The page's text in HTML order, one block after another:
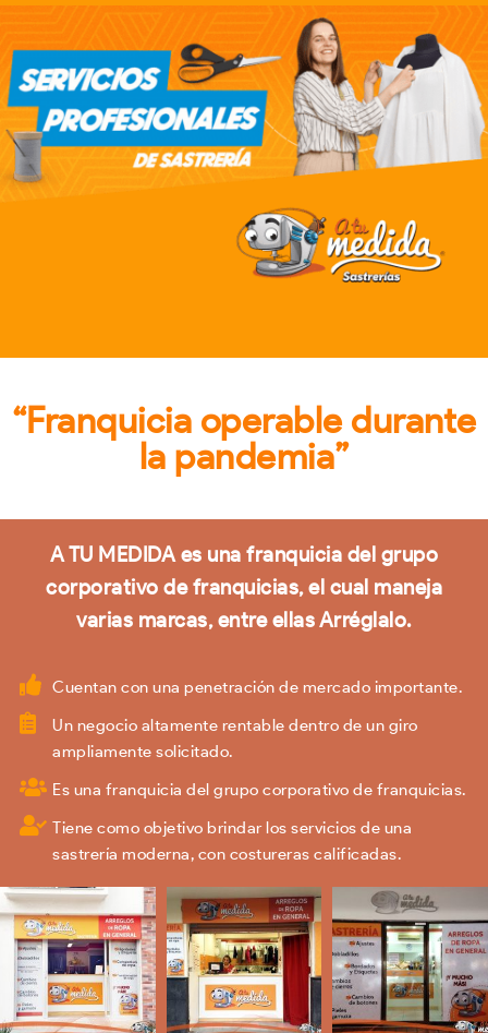
“Franquicia operable durante
la pandemia”
A TU MEDIDA es una franquicia del grupo
corporativo de franquicias, el cual maneja
varias marcas, entre ellas Arréglalo.
Cuentan con una penetración de mercado importante.
Un negocio altamente rentable dentro de un giro
ampliamente solicitado.
Es una franquicia del grupo corporativo de franquicias.
Tiene como objetivo brindar los servicios de una
sastrería moderna, con costureras calificadas.